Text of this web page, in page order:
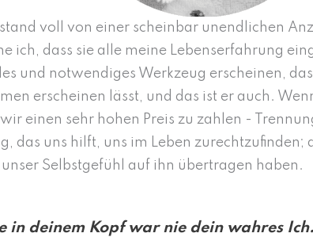
voll von einer scheinbar unendlichen
ich, dass sie alle meine Lebenserfahrung
und notwendiges Werkzeug erscheinen,
erscheinen lässt, und das ist er auch.
einen sehr hohen Preis zu zahlen -
das uns hilft, uns im Leben zurechtzufinden;
Selbstgefühl auf ihn übertragen haben.
in deinem Kopf war nie dein wahres